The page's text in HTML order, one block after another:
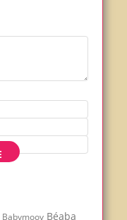
Babymoov Béaba